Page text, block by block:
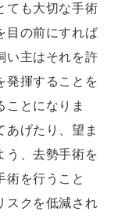
ても大切な手術
目の前にすれば
い主はそれを許
発揮することを
ことになりま
あげたり、望ま
う、去勢手術を
術を行うこと
スクを低減され